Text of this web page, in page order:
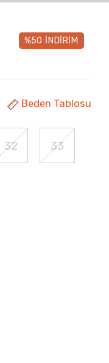
%50 İNDİRİM
Beden Tablosu
32 33